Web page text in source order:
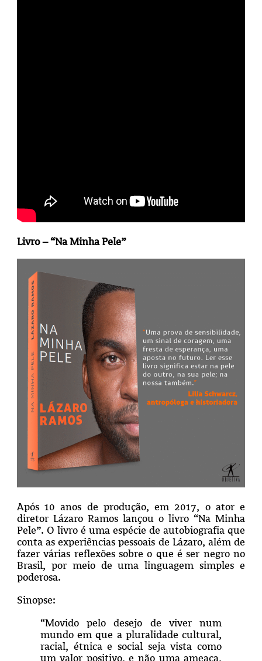
Livro – “Na Minha Pele”
Após 10 anos de produção, em 2017, o ator e
diretor Lázaro Ramos lançou o livro “Na Minha
Pele”. O livro é uma espécie de autobiografia que
conta as experiências pessoais de Lázaro, além de
fazer várias reflexões sobre o que é ser negro no
Brasil, por meio de uma linguagem simples e
poderosa.
Sinopse:
“Movido pelo desejo de viver num
mundo em que a pluralidade cultural,
racial, étnica e social seja vista como
um valor positivo, e não uma ameaça,